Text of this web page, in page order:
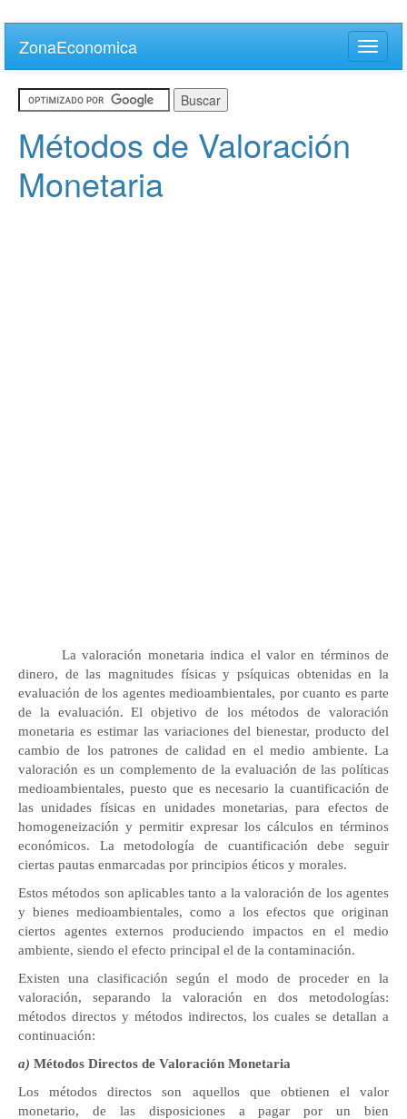
main
content
ZonaEconomica
Toggle
Métodos de Valoración
Monetaria
La valoración monetaria indica el valor en términos de
dinero, de las magnitudes físicas y psíquicas obtenidas en la
evaluación de los agentes medioambientales, por cuanto es parte
de la evaluación. El objetivo de los métodos de valoración
monetaria es estimar las variaciones del bienestar, producto del
cambio de los patrones de calidad en el medio ambiente. La
valoración es un complemento de la evaluación de las políticas
medioambientales, puesto que es necesario la cuantificación de
las unidades físicas en unidades monetarias, para efectos de
homogeneización y permitir expresar los cálculos en términos
económicos. La metodología de cuantificación debe seguir
ciertas pautas enmarcadas por principios éticos y morales.
Estos métodos son aplicables tanto a la valoración de los agentes
y bienes medioambientales, como a los efectos que originan
ciertos agentes externos produciendo impactos en el medio
ambiente, siendo el efecto principal el de la contaminación.
Existen una clasificación según el modo de proceder en la
valoración, separando la valoración en dos metodologías:
métodos directos y métodos indirectos, los cuales se detallan a
continuación:
a) Métodos Directos de Valoración Monetaria
Los métodos directos son aquellos que obtienen el valor
monetario, de las disposiciones a pagar por un bien